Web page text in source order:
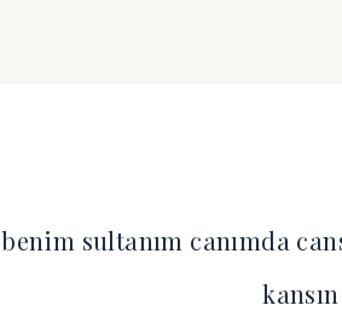
sultanım canımda
kansın